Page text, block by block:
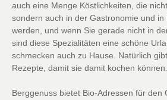
auch eine Menge Köstlichkeiten, die
sondern auch in der Gastronomie und in
werden, und wenn Sie gerade nicht in
sind diese Spezialitäten eine schöne
schmecken auch zu Hause. Natürlich
Rezepte, damit sie damit kochen können.
Berggenuss bietet Bio-Adressen für den